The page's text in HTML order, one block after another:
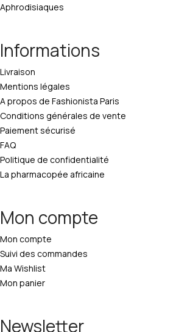
Aphrodisiaques
Informations
Livraison
Mentions légales
A propos de Fashionista Paris
Conditions générales de vente
Paiement sécurisé
FAQ
Politique de confidentialité
La pharmacopée africaine
Mon compte
Mon compte
Suivi des commandes
Ma Wishlist
Mon panier
Newsletter